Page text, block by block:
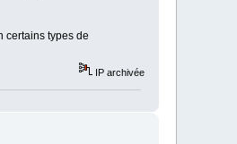
certains types de
IP archivée